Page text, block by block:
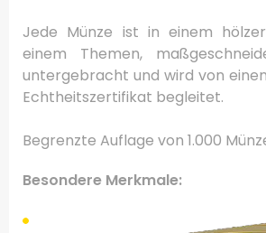
Jede Münze ist in einem
einem Themen,
untergebracht und wird von
Echtheitszertifikat begleitet.
Begrenzte Auflage von 1.000
Besondere Merkmale: